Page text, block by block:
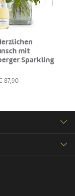
mit
Sparkling
87,90